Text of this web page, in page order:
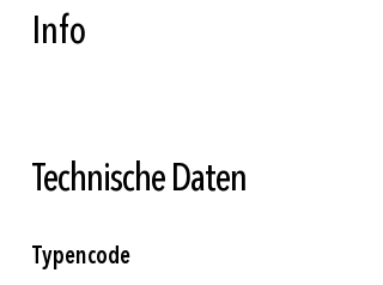
springen
Info
Technische Daten
Weitere
Informationen
Typencode